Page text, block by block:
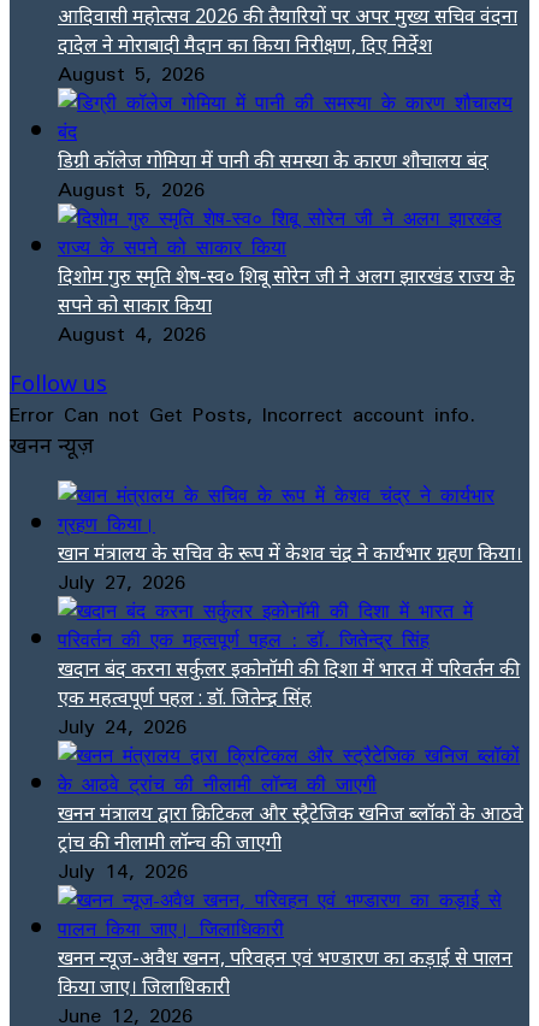
आदिवासी महोत्सव 2026 की तैयारियों पर अपर मुख्य सचिव वंदना
दादेल ने मोराबादी मैदान का किया निरीक्षण, दिए निर्देश
August 5, 2026
डिग्री कॉलेज गोमिया में पानी की समस्या के कारण शौचालय बंद
August 5, 2026
दिशोम गुरु स्मृति शेष-स्व० शिबू सोरेन जी ने अलग झारखंड राज्य के
सपने को साकार किया
August 4, 2026
Follow us
Error Can not Get Posts, Incorrect account info.
खनन न्यूज़
खान मंत्रालय के सचिव के रूप में केशव चंद्र ने कार्यभार ग्रहण किया।
July 27, 2026
खदान बंद करना सर्कुलर इकोनॉमी की दिशा में भारत में परिवर्तन की
एक महत्वपूर्ण पहल : डॉ. जितेन्द्र सिंह
July 24, 2026
खनन मंत्रालय द्वारा क्रिटिकल और स्ट्रैटेजिक खनिज ब्लॉकों के आठवे
ट्रांच की नीलामी लॉन्च की जाएगी
July 14, 2026
खनन न्यूज-अवैध खनन, परिवहन एवं भण्डारण का कड़ाई से पालन
किया जाए। जिलाधिकारी
June 12, 2026